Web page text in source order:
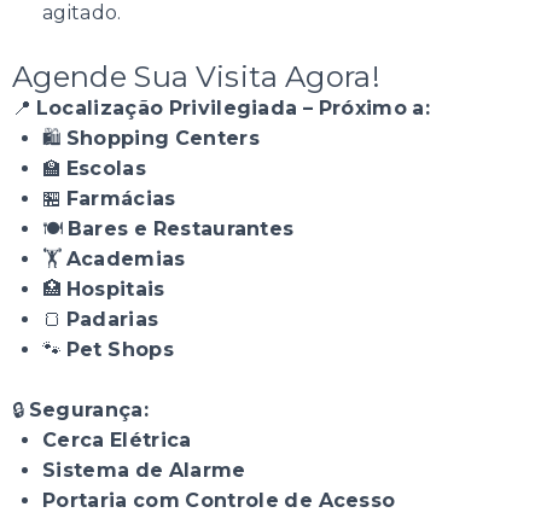
agitado.
Agende Sua Visita Agora!
📍 Localização Privilegiada – Próximo a:
🛍 Shopping Centers
🏫 Escolas
🏪 Farmácias
🍽 Bares e Restaurantes
🏋 Academias
🏥 Hospitais
🍞 Padarias
🐾 Pet Shops
🔒 Segurança:
Cerca Elétrica
Sistema de Alarme
Portaria com Controle de Acesso